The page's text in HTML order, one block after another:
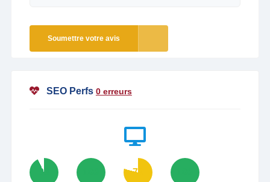
Soumettre votre avis
SEO Perfs 0 erreurs
93 79